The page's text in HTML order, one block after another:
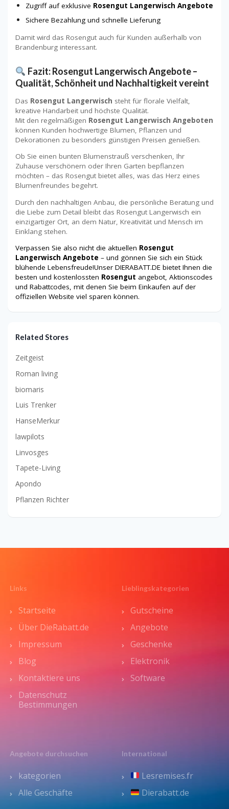
Zugriff auf exklusive Rosengut Langerwisch Angebote
Sichere Bezahlung und schnelle Lieferung
Damit wird das Rosengut auch für Kunden außerhalb von
Brandenburg interessant.
Fazit: Rosengut Langerwisch Angebote –
Qualität, Schönheit und Nachhaltigkeit vereint
Das Rosengut Langerwisch steht für florale Vielfalt,
kreative Handarbeit und höchste Qualität.
Mit den regelmäßigen Rosengut Langerwisch Angeboten
können Kunden hochwertige Blumen, Pflanzen und
Dekorationen zu besonders günstigen Preisen genießen.
Ob Sie einen bunten Blumenstrauß verschenken, Ihr
Zuhause verschönern oder Ihren Garten bepflanzen
möchten – das Rosengut bietet alles, was das Herz eines
Blumenfreundes begehrt.
Durch den nachhaltigen Anbau, die persönliche Beratung und
die Liebe zum Detail bleibt das Rosengut Langerwisch ein
einzigartiger Ort, an dem Natur, Kreativität und Mensch im
Einklang stehen.
Verpassen Sie also nicht die aktuellen Rosengut
Langerwisch Angebote – und gönnen Sie sich ein Stück
blühende Lebensfreude!Unser DIERABATT.DE bietet Ihnen die
besten und kostenlossten Rosengut angebot, Aktionscodes
und Rabattcodes, mit denen Sie beim Einkaufen auf der
offiziellen Website viel sparen können.
Related Stores
Zeitgeist
Roman living
biomaris
Luis Trenker
HanseMerkur
lawpilots
Linvosges
Tapete-Living
Apondo
Pflanzen Richter
Links
Startseite
Über DieRabatt.de
Impressum
Blog
Kontaktiere uns
Datenschutz
Bestimmungen
Lieblingskategorien
Gutscheine
Angebote
Geschenke
Elektronik
Software
Angebote durchsuchen
kategorien
Alle Geschäfte
International
Lesremises.fr
Dierabatt.de